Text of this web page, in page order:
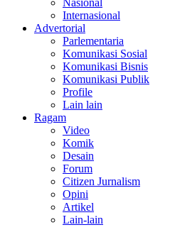
Nasional
Internasional
Advertorial
Parlementaria
Komunikasi Sosial
Komunikasi Bisnis
Komunikasi Publik
Profile
Lain lain
Ragam
Video
Komik
Desain
Forum
Citizen Jurnalism
Opini
Artikel
Lain-lain